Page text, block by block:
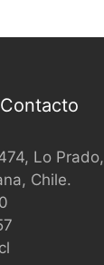
Lo Prado,
Chile.